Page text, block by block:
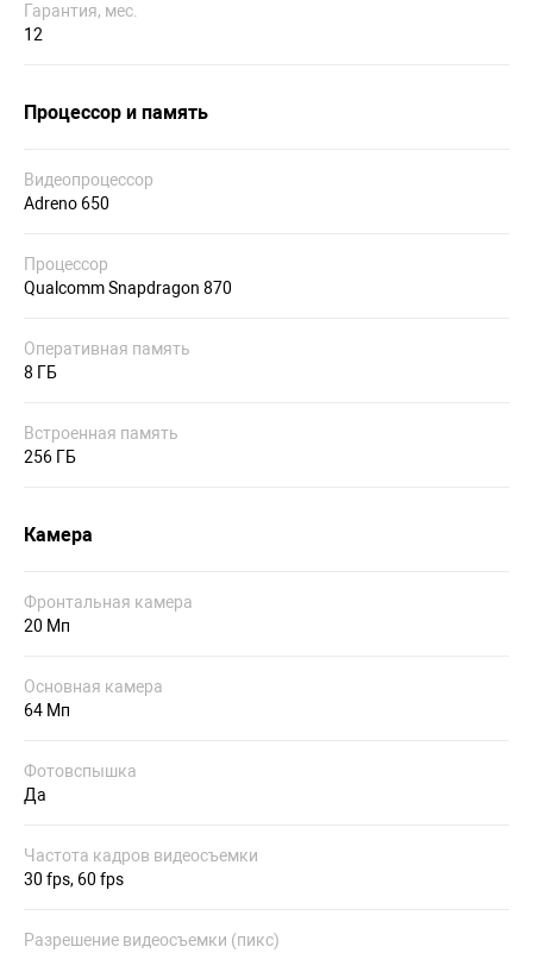
Гарантия, мес.
12
Процессор и память
Видеопроцессор
Adreno 650
Процессор
Qualcomm Snapdragon 870
Оперативная память
8 ГБ
Встроенная память
256 ГБ
Камера
Фронтальная камера
20 Мп
Основная камера
64 Мп
Фотовспышка
Да
Частота кадров видеосъемки
30 fps, 60 fps
Разрешение видеосъемки (пикс)